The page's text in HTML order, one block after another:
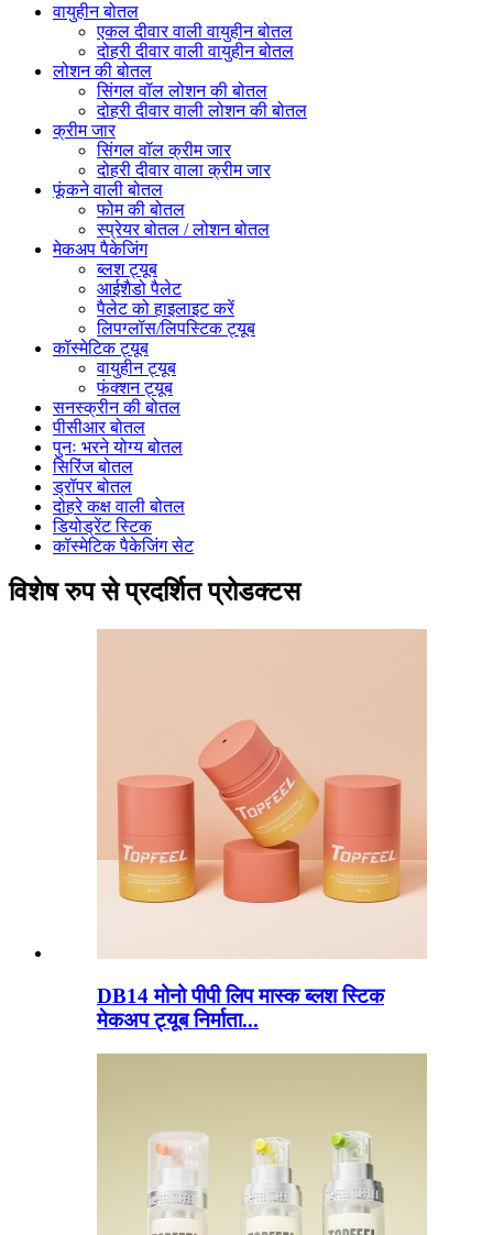
वायुहीन बोतल
एकल दीवार वाली वायुहीन बोतल
दोहरी दीवार वाली वायुहीन बोतल
लोशन की बोतल
सिंगल वॉल लोशन की बोतल
दोहरी दीवार वाली लोशन की बोतल
क्रीम जार
सिंगल वॉल क्रीम जार
दोहरी दीवार वाला क्रीम जार
फूंकने वाली बोतल
फोम की बोतल
स्प्रेयर बोतल / लोशन बोतल
मेकअप पैकेजिंग
ब्लश ट्यूब
आईशैडो पैलेट
पैलेट को हाइलाइट करें
लिपग्लॉस/लिपस्टिक ट्यूब
कॉस्मेटिक ट्यूब
वायुहीन ट्यूब
फंक्शन ट्यूब
सनस्क्रीन की बोतल
पीसीआर बोतल
पुनः भरने योग्य बोतल
सिरिंज बोतल
ड्रॉपर बोतल
दोहरे कक्ष वाली बोतल
डियोड्रेंट स्टिक
कॉस्मेटिक पैकेजिंग सेट
विशेष रुप से प्रदर्शित प्रोडक्टस
DB14 मोनो पीपी लिप मास्क ब्लश स्टिक
मेकअप ट्यूब निर्माता...